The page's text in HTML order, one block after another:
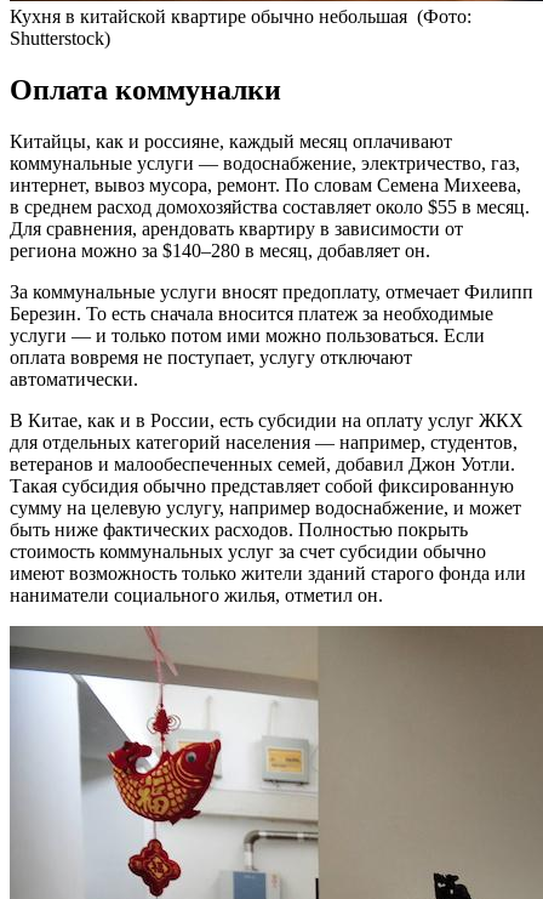
Кухня в китайской квартире обычно небольшая (Фото:
Shutterstock)
Оплата коммуналки
Китайцы, как и россияне, каждый месяц оплачивают
коммунальные услуги — водоснабжение, электричество, газ,
интернет, вывоз мусора, ремонт. По словам Семена Михеева,
в среднем расход домохозяйства составляет около $55 в месяц.
Для сравнения, арендовать квартиру в зависимости от
региона можно за $140–280 в месяц, добавляет он.
За коммунальные услуги вносят предоплату, отмечает Филипп
Березин. То есть сначала вносится платеж за необходимые
услуги — и только потом ими можно пользоваться. Если
оплата вовремя не поступает, услугу отключают
автоматически.
В Китае, как и в России, есть субсидии на оплату услуг ЖКХ
для отдельных категорий населения — например, студентов,
ветеранов и малообеспеченных семей, добавил Джон Уотли.
Такая субсидия обычно представляет собой фиксированную
сумму на целевую услугу, например водоснабжение, и может
быть ниже фактических расходов. Полностью покрыть
стоимость коммунальных услуг за счет субсидии обычно
имеют возможность только жители зданий старого фонда или
наниматели социального жилья, отметил он.